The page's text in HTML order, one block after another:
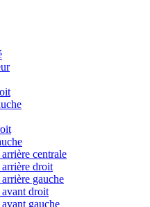
centrale
droit
gauche
droit
gauche